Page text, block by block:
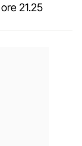
21.25